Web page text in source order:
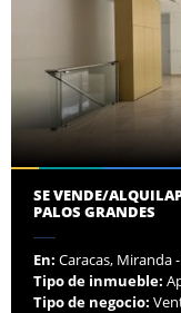
SE VENDE/
PALOS GRANDES
En: Caracas, Miranda
Tipo de inmueble:
Tipo de negocio: